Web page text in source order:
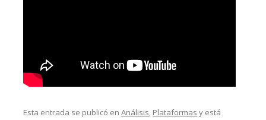
Esta entrada se publicó enAnálisis, Plataformas y está